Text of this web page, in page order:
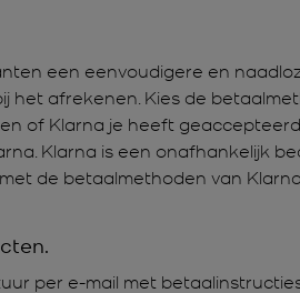
een eenvoudigere en
afrekenen. Kies de
of Klarna je heeft
Klarna is een onafhankelijk
de betaalmethoden van
per e-mail met